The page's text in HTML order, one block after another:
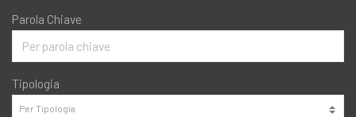
Parola Chiave
Tipologia